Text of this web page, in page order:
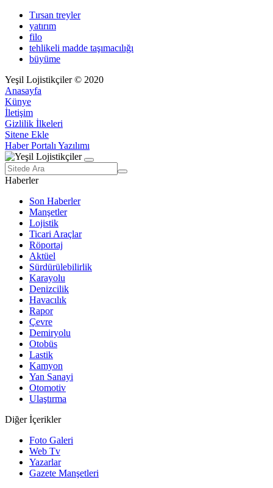
Tırsan treyler
yatırım
filo
tehlikeli madde taşımacılığı
büyüme
Yeşil Lojistikçiler © 2020
Anasayfa
Künye
İletişim
Gizlilik İlkeleri
Sitene Ekle
Haber Portalı Yazılımı
Haberler
Son Haberler
Manşetler
Lojistik
Ticari Araçlar
Röportaj
Aktüel
Sürdürülebilirlik
Karayolu
Denizcilik
Havacılık
Rapor
Çevre
Demiryolu
Otobüs
Lastik
Kamyon
Yan Sanayi
Otomotiv
Ulaştırma
Diğer İçerikler
Foto Galeri
Web Tv
Yazarlar
Gazete Manşetleri